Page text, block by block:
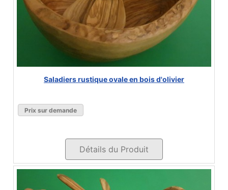
Saladiers rustique ovale en bois d'olivier
Prix sur demande
Détails du Produit